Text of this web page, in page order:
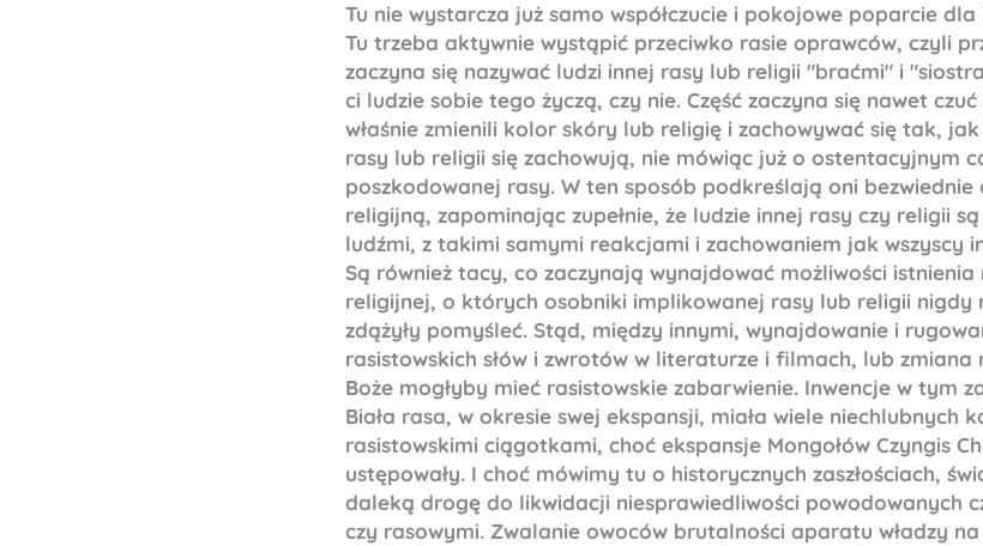
Tu nie wystarcza już samo współczucie i pokojowe poparcie
Tu trzeba aktywnie wystąpić przeciwko rasie oprawców, czyli
zaczyna się nazywać ludzi innej rasy lub religii "braćmi" i
ci ludzie sobie tego życzą, czy nie. Część zaczyna się nawet
właśnie zmienili kolor skóry lub religię i zachowywać się tak,
rasy lub religii się zachowują, nie mówiąc już o ostentacyjnym
poszkodowanej rasy. W ten sposób podkreślają oni bezwiednie
religijną, zapominając zupełnie, że ludzie innej rasy czy religii
ludźmi, z takimi samymi reakcjami i zachowaniem jak wszyscy
Są również tacy, co zaczynają wynajdować możliwości
religijnej, o których osobniki implikowanej rasy lub religii nigdy
zdążyły pomyśleć. Stąd, między innymi, wynajdowanie i
rasistowskich słów i zwrotów w literaturze i filmach, lub
Boże mogłyby mieć rasistowskie zabarwienie. Inwencje w tym
Biała rasa, w okresie swej ekspansji, miała wiele niechlubnych
rasistowskimi ciągotkami, choć ekspansje Mongołów Czyngis
ustępowały. I choć mówimy tu o historycznych zaszłościach,
daleką drogę do likwidacji niesprawiedliwości powodowanych
czy rasowymi. Zwalanie owoców brutalności aparatu władzy